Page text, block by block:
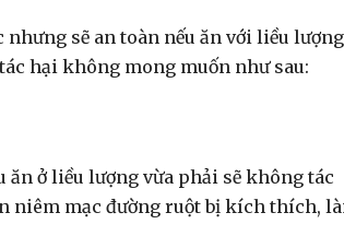
nhưng sẽ an toàn nếu ăn với liều lượng
hại không mong muốn như sau:
ăn ở liều lượng vừa phải sẽ không tác
niêm mạc đường ruột bị kích thích,